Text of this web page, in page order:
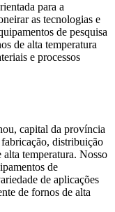
para a
as tecnologias e
de pesquisa
de alta temperatura
e processos
capital da província
distribuição
alta temperatura. Nosso
de
de aplicações
de fornos de alta